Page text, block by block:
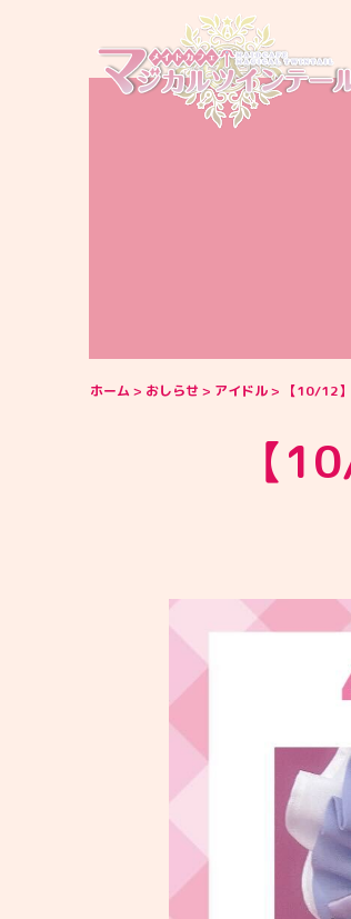
ホーム おしらせ アイドル 【10/12
【